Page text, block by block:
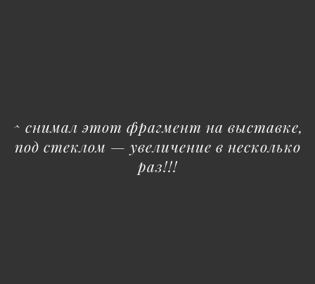
^ снимал этот фрагмент на выставке,
под стеклом — увеличение в несколько
раз!!!